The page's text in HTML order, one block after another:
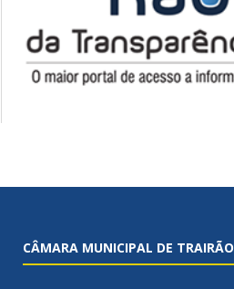
CÂMARA MUNICIPAL DE TRAIRÃO